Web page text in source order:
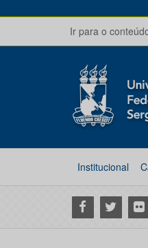
Ir para o
Institucional
Facebook
Twitter Flickr